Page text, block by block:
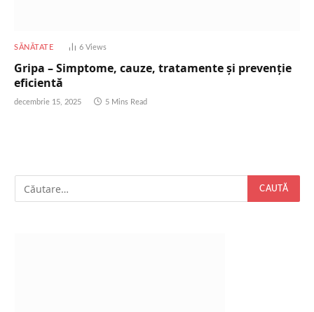
SĂNĂTATE 6Views
Gripa – Simptome, cauze, tratamente și prevenție
eficientă
decembrie 15, 2025 5 Mins Read